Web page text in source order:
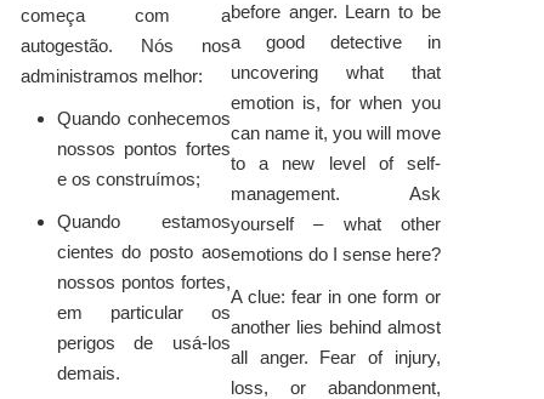
começa com a
autogestão. Nós nos
administramos melhor:
Quando conhecemos
nossos pontos fortes
e os construímos;
Quando estamos
cientes do posto aos
nossos pontos fortes,
em particular os
perigos de usá-los
demais.
before anger. Learn to be
a good detective in
uncovering what that
emotion is, for when you
can name it, you will move
to a new level of self-
management. Ask
yourself – what other
emotions do I sense here?
A clue: fear in one form or
another lies behind almost
all anger. Fear of injury,
loss, or abandonment,